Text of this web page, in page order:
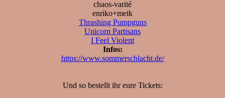
chaos-varité
enriko+meik
Thrashing Pumpguns
Unicorn Partisans
I Feel Violent
Infos:
https://www.sommerschlacht.de/
Und so bestellt ihr eure Tickets: